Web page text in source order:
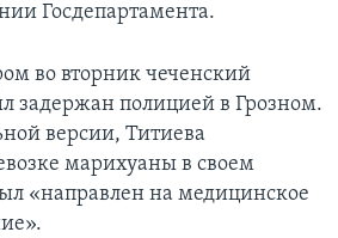
Госдепартамента.
во вторник чеченский
задержан полицией в Грозном.
версии, Титиева
марихуаны в своем
«направлен на медицинское